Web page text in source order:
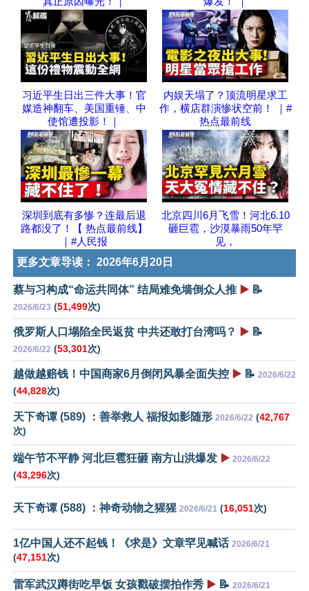
习近平生日出三件大事！官
媒造神翻车、美国重锤、中
使馆遭投影！｜
内娱天塌了？顶流明星求工
作，横店群演惨状空前！ ｜#
热点最前线
深圳到底有多惨？连最后退
路都没了！【 热点最前线】
｜#人民报
北京四川6月飞雪！河北6.10
砸巨雹，沙漠暴雨50年罕
见，
更多文章导读： 2026年6月20日
蔡与习构成“命运共同体” 结局难免墙倒众人推 ▶️ 📝
2026/6/23 (51,499次)
俄罗斯人口塌陷全民返贫 中共还敢打台湾吗？ ▶️ 📝
2026/6/22 (53,301次)
越做越赔钱！中国商家6月倒闭风暴全面失控 ▶️ 📝 2026/6/22
(44,828次)
天下奇谭 (589) ：善举救人 福报如影随形 2026/6/22 (42,767
次)
端午节不平静 河北巨雹狂砸 南方山洪爆发 ▶️ 2026/6/22
(43,296次)
天下奇谭 (588) ：神奇动物之猩猩 2026/6/21 (16,051次)
1亿中国人还不起钱！《求是》文章罕见喊话 2026/6/21
(47,151次)
雷军武汉蹲街吃早饭 女孩戳破摆拍作秀 ▶️ 📝 2026/6/21